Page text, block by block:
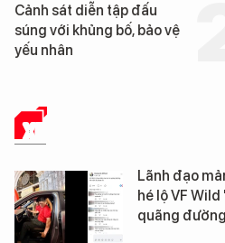
Trung Quốc phát hiện “mỏ
cao su tự nhiên” từ một
loài cỏ dại mọc trên đất
XE
Lãnh đạo
hé lộ VF
quãng